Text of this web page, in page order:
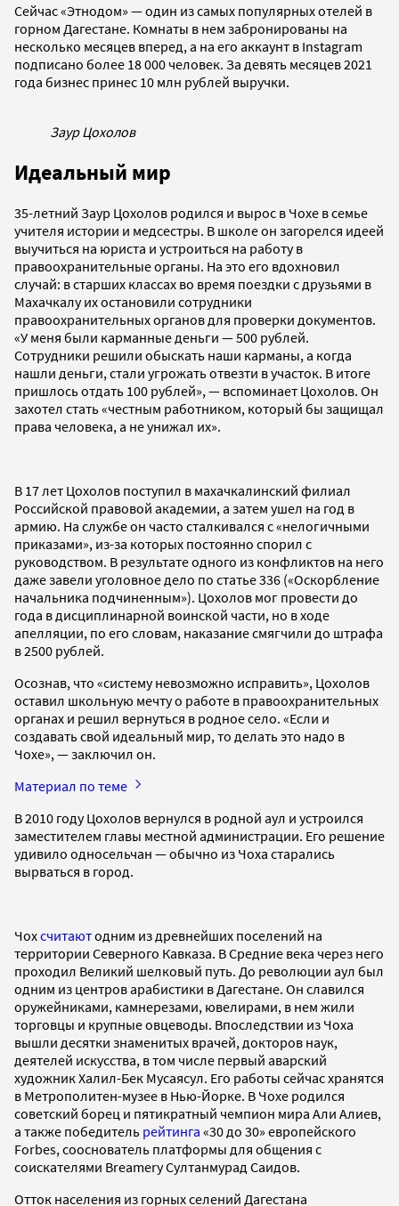
Сейчас «Этнодом» — один из самых популярных отелей в
горном Дагестане. Комнаты в нем забронированы на
несколько месяцев вперед, а на его аккаунт в Instagram
подписано более 18 000 человек. За девять месяцев 2021
года бизнес принес 10 млн рублей выручки.
Заур Цохолов
Идеальный мир
35-летний Заур Цохолов родился и вырос в Чохе в семье
учителя истории и медсестры. В школе он загорелся идеей
выучиться на юриста и устроиться на работу в
правоохранительные органы. На это его вдохновил
случай: в старших классах во время поездки с друзьями в
Махачкалу их остановили сотрудники
правоохранительных органов для проверки документов.
«У меня были карманные деньги — 500 рублей.
Сотрудники решили обыскать наши карманы, а когда
нашли деньги, стали угрожать отвезти в участок. В итоге
пришлось отдать 100 рублей», — вспоминает Цохолов. Он
захотел стать «честным работником, который бы защищал
права человека, а не унижал их».
В 17 лет Цохолов поступил в махачкалинский филиал
Российской правовой академии, а затем ушел на год в
армию. На службе он часто сталкивался с «нелогичными
приказами», из-за которых постоянно спорил с
руководством. В результате одного из конфликтов на него
даже завели уголовное дело по статье 336 («Оскорбление
начальника подчиненным»). Цохолов мог провести до
года в дисциплинарной воинской части, но в ходе
апелляции, по его словам, наказание смягчили до штрафа
в 2500 рублей.
Осознав, что «систему невозможно исправить», Цохолов
оставил школьную мечту о работе в правоохранительных
органах и решил вернуться в родное село. «Если и
создавать свой идеальный мир, то делать это надо в
Чохе», — заключил он.
Материал по теме
В 2010 году Цохолов вернулся в родной аул и устроился
заместителем главы местной администрации. Его решение
удивило односельчан — обычно из Чоха старались
вырваться в город.
Чохсчитаютодним из древнейших поселений на
территории Северного Кавказа. В Средние века через него
проходил Великий шелковый путь. До революции аул был
одним из центров арабистики в Дагестане. Он славился
оружейниками, камнерезами, ювелирами, в нем жили
торговцы и крупные овцеводы. Впоследствии из Чоха
вышли десятки знаменитых врачей, докторов наук,
деятелей искусства, в том числе первый аварский
художник Халил-Бек Мусаясул. Его работы сейчас хранятся
в Метрополитен-музее в Нью-Йорке. В Чохе родился
советский борец и пятикратный чемпион мира Али Алиев,
а также победитель рейтинга «30 до 30» европейского
Forbes, сооснователь платформы для общения с
соискателями Breamery Султанмурад Саидов.
Отток населения из горных селений Дагестана